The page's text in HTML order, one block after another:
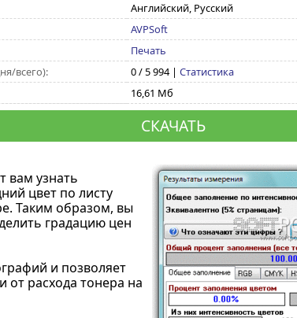
Английский, Русский
AVPSoft
Печать
всего):
0 / 5 994 | Статистика
16,61 Мб
СКАЧАТЬ
вам узнать
цвет по листу
Таким образом, вы
градацию цен
и позволяет
от расхода тонера на